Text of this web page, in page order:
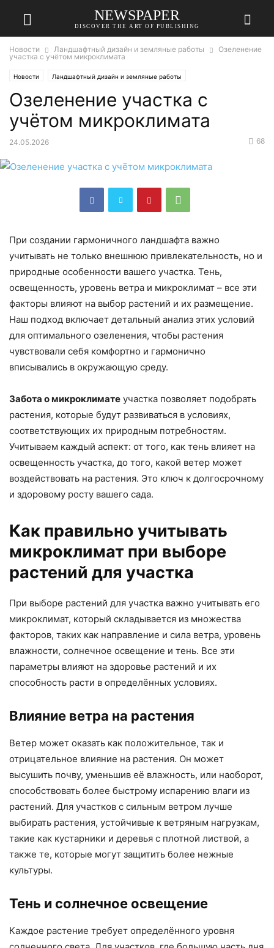
NEWSPAPER
DISCOVER THE ART OF PUBLISHING
Новости Ландшафтный дизайн и земляные работы
Озеленение
участка с учётом микроклимата
Новости Ландшафтный дизайн и земляные работы
Озеленение участка с
учётом микроклимата
24.05.2026 68
При создании гармоничного ландшафта важно
учитывать не только внешнюю привлекательность, но и
природные особенности вашего участка. Тень,
освещенность, уровень ветра и микроклимат – все эти
факторы влияют на выбор растений и их размещение.
Наш подход включает детальный анализ этих условий
для оптимального озеленения, чтобы растения
чувствовали себя комфортно и гармонично
вписывались в окружающую среду.
Забота о микроклимате участка позволяет подобрать
растения, которые будут развиваться в условиях,
соответствующих их природным потребностям.
Учитываем каждый аспект: от того, как тень влияет на
освещенность участка, до того, какой ветер может
воздействовать на растения. Это ключ к долгосрочному
и здоровому росту вашего сада.
Как правильно учитывать
микроклимат при выборе
растений для участка
При выборе растений для участка важно учитывать его
микроклимат, который складывается из множества
факторов, таких как направление и сила ветра, уровень
влажности, солнечное освещение и тень. Все эти
параметры влияют на здоровье растений и их
способность расти в определённых условиях.
Влияние ветра на растения
Ветер может оказать как положительное, так и
отрицательное влияние на растения. Он может
высушить почву, уменьшив её влажность, или наоборот,
способствовать более быстрому испарению влаги из
растений. Для участков с сильным ветром лучше
выбирать растения, устойчивые к ветряным нагрузкам,
такие как кустарники и деревья с плотной листвой, а
также те, которые могут защитить более нежные
культуры.
Тень и солнечное освещение
Каждое растение требует определённого уровня